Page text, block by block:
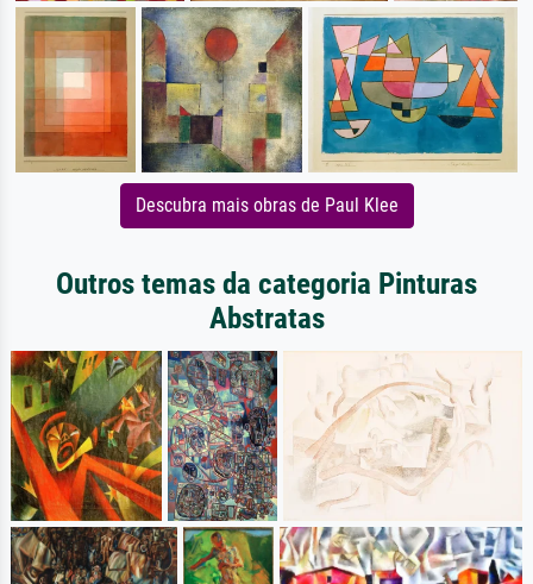
Descubra mais obras de Paul Klee
Outros temas da categoria Pinturas
Abstratas